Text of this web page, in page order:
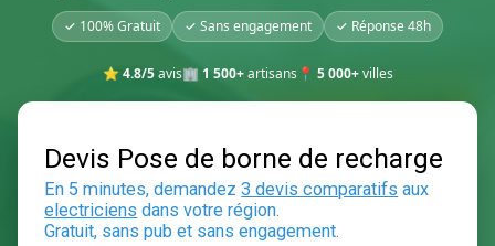
✓ 100% Gratuit ✓ Sans engagement ✓ Réponse 48h
⭐ 4.8/5avis🏢 1 500+artisans 📍 5 000+villes